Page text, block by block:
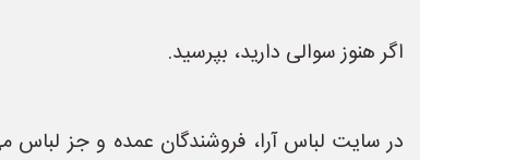
اگر هنوز سوالی دارید، بپرسید.
در سایت لباس آرا، فروشندگان عمده و جز لباس